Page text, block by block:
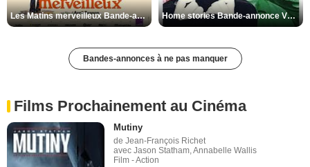
Les Matins merveilleux Bande-annonce VF Home stories Bande-annonce VO STFR
Bandes-annonces à ne pas manquer
Films Prochainement au Cinéma
Mutiny
de Jean-François Richet
avec Jason Statham, Annabelle Wallis
Film - Action